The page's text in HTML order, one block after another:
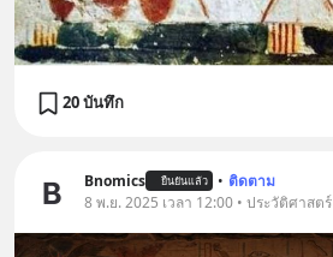
20 บันทึก
Bnomics ยืนยันแล้ว • ติดตาม
8 พ.ย. 2025 เวลา 12:00 • ประวัติศาสตร์